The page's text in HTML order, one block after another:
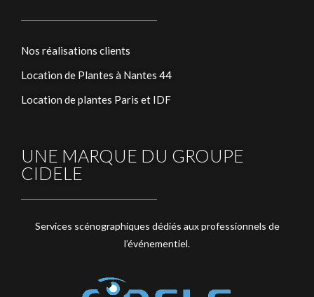
Nos réalisations clients
Location de Plantes à Nantes 44
Location de plantes Paris et IDF
UNE MARQUE DU GROUPE
CIDELE
Services scénographiques dédiés aux professionnels de
l’événementiel.